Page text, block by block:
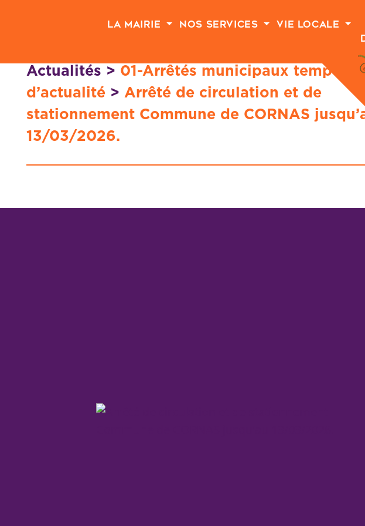
La Mairie Nos Services Vie Locale
Actualités > 01-Arrêtés municipaux
d’actualité > Arrêté de circulation et de
stationnement Commune de CORNAS
13/03/2026.